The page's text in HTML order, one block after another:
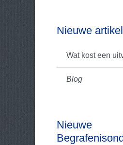
Nieuwe
Wat kost een
Blog
Nieuwe